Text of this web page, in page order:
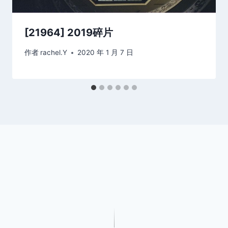
[21964] 2019碎片
作者 rachel.Y 2020 年 1 月 7 日